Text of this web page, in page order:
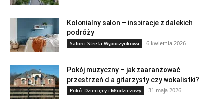
Kolonialny salon – inspiracje z dalekich
podróży
Salon i Strefa Wypoczynkowa 6 kwietnia 2026
Pokój muzyczny – jak zaaranżować
przestrzeń dla gitarzysty czy wokalistki?
Pokój Dziecięcy i Młodzieżowy 31 maja 2026